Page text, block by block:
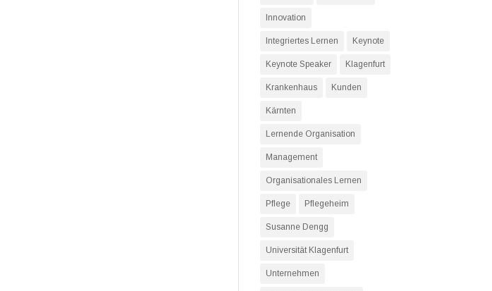
Innovation
Integriertes Lernen Keynote
Keynote Speaker Klagenfurt
Krankenhaus Kunden
Kärnten
Lernende Organisation
Management
Organisationales Lernen
Pflege Pflegeheim
Susanne Dengg
Universität Klagenfurt
Unternehmen